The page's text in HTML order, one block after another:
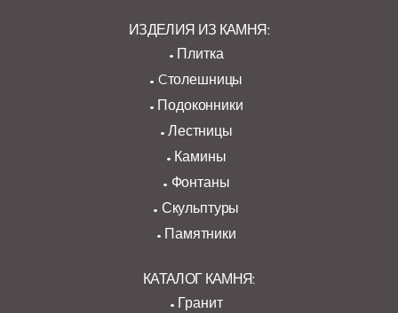
ИЗДЕЛИЯ ИЗ КАМНЯ:
Плитка
Cтолешницы
Подоконники
Лестницы
Камины
Фонтаны
Скульптуры
Памятники
КАТАЛОГ КАМНЯ:
Гранит